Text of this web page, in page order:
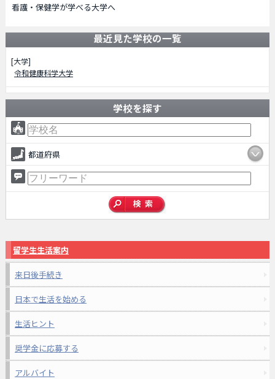
看護・保健学が学べる大学へ
最近見た学校の一覧
[大学]
令和健康科学大学
学校を探す
都道府県
留学生生活案内
来日後手続き
日本で生活を始める
生活ヒント
奨学金に応募する
アルバイト